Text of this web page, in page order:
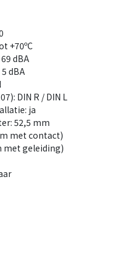
+70ºC
dBA
dBA
DIN R / DIN L
ja
52,5 mm
met contact)
met geleiding)